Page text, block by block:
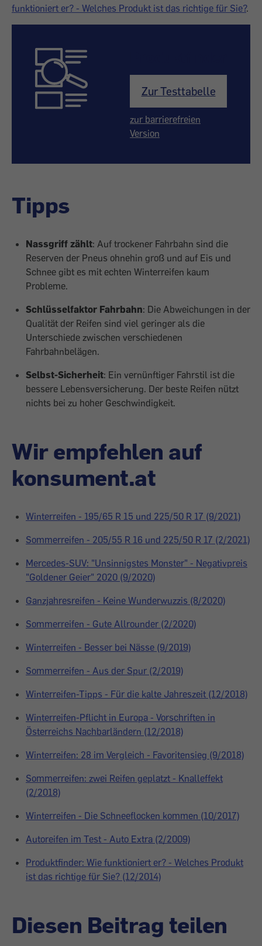
funktioniert er? - Welches Produkt ist das richtige für Sie?.
Zur Testtabelle
zur barrierefreien
Version
Tipps
Nassgriff zählt: Auf trockener Fahrbahn sind die
Reserven der Pneus ohnehin groß und auf Eis und
Schnee gibt es mit echten Winterreifen kaum
Probleme.
Schlüsselfaktor Fahrbahn: Die Abweichungen in der
Qualität der Reifen sind viel geringer als die
Unterschiede zwischen verschiedenen
Fahrbahnbelägen.
Selbst-Sicherheit: Ein vernünftiger Fahrstil ist die
bessere Lebensversicherung. Der beste Reifen nützt
nichts bei zu hoher Geschwindigkeit.
Wir empfehlen auf
konsument.at
Winterreifen - 195/65 R 15 und 225/50 R 17 (9/2021)
Sommerreifen - 205/55 R 16 und 225/50 R 17 (2/2021)
Mercedes-SUV: "Unsinnigstes Monster" - Negativpreis
"Goldener Geier" 2020 (9/2020)
Ganzjahresreifen - Keine Wunderwuzzis (8/2020)
Sommerreifen - Gute Allrounder (2/2020)
Winterreifen - Besser bei Nässe (9/2019)
Sommerreifen - Aus der Spur (2/2019)
Winterreifen-Tipps - Für die kalte Jahreszeit (12/2018)
Winterreifen-Pflicht in Europa - Vorschriften in
Österreichs Nachbarländern (12/2018)
Winterreifen: 28 im Vergleich - Favoritensieg (9/2018)
Sommerreifen: zwei Reifen geplatzt - Knalleffekt
(2/2018)
Winterreifen - Die Schneeflocken kommen (10/2017)
Autoreifen im Test - Auto Extra (2/2009)
Produktfinder: Wie funktioniert er? - Welches Produkt
ist das richtige für Sie? (12/2014)
Diesen Beitrag teilen